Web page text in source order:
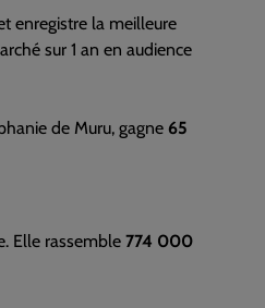
enregistre la meilleure
sur 1 an en audience
de Muru, gagne 65
Elle rassemble 774 000